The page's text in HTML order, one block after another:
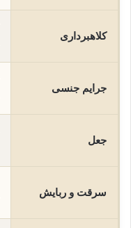
کلاهبرداری
جرایم جنسی
جعل
سرقت و ربایش